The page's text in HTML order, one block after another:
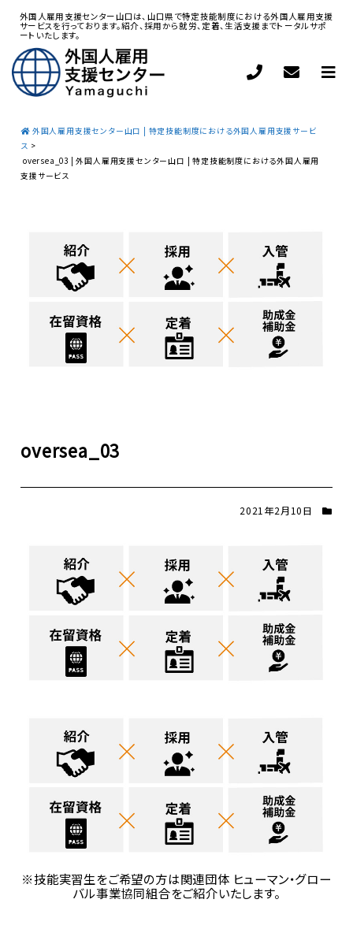
外国人雇用支援センター山口は、山口県で特定技能制度における外国人雇用支援
サービスを行っております。紹介、採用から就労、定着、生活支援までトータルサポ
ートいたします。
外国人雇用支援センター山口 | 特定技能制度における外国人雇用支援サービ
ス >
oversea_03 | 外国人雇用支援センター山口 | 特定技能制度における外国人雇用
支援サービス
oversea_03
2021年2月10日
※技能実習生をご希望の方は関連団体 ヒューマン・グロー
バル事業協同組合をご紹介いたします。